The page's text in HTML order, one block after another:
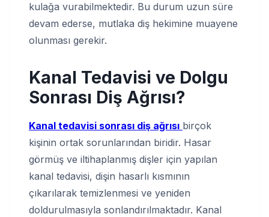
kulağa vurabilmektedir. Bu durum uzun süre
devam ederse, mutlaka diş hekimine muayene
olunması gerekir.
Kanal Tedavisi ve Dolgu
Sonrası Diş Ağrısı?
Kanal tedavisi sonrası diş ağrısı birçok
kişinin ortak sorunlarından biridir. Hasar
görmüş ve iltihaplanmış dişler için yapılan
kanal tedavisi, dişin hasarlı kısmının
çıkarılarak temizlenmesi ve yeniden
doldurulmasıyla sonlandırılmaktadır. Kanal